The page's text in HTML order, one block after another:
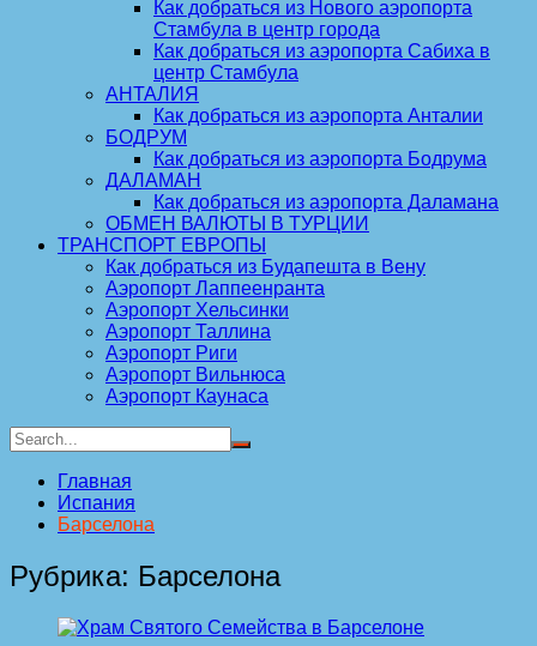
Как добраться из Нового аэропорта
Стамбула в центр города
Как добраться из аэропорта Сабиха в
центр Стамбула
АНТАЛИЯ
Как добраться из аэропорта Анталии
БОДРУМ
Как добраться из аэропорта Бодрума
ДАЛАМАН
Как добраться из аэропорта Даламана
ОБМЕН ВАЛЮТЫ В ТУРЦИИ
ТРАНСПОРТ ЕВРОПЫ
Как добраться из Будапешта в Вену
Аэропорт Лаппеенранта
Аэропорт Хельсинки
Аэропорт Таллина
Аэропорт Риги
Аэропорт Вильнюса
Аэропорт Каунаса
Главная
Испания
Барселона
Рубрика: Барселона